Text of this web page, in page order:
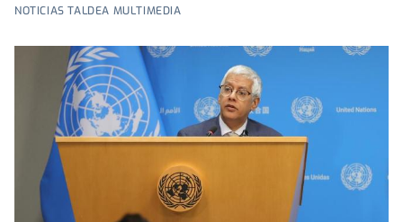
NOTICIAS TALDEA MULTIMEDIA